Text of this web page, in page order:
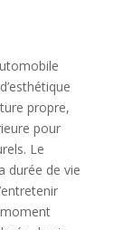
propre,
pour
Le
durée de vie